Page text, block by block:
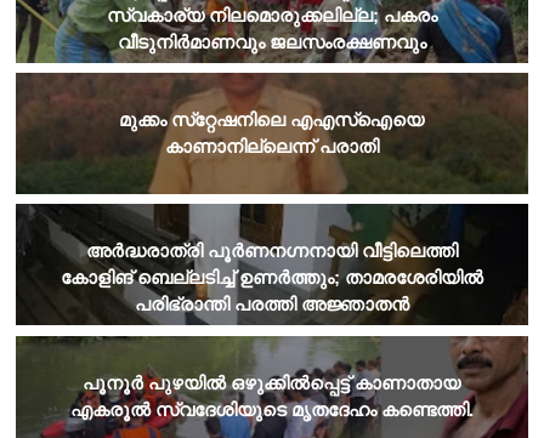
സ്വകാര്യ നിലമൊരുക്കലില്ല; പകരം
വീടുനിര്‍മാണവും ജലസംരക്ഷണവും
മുക്കം സ്‌റ്റേഷനിലെ എഎസ്‌ഐയെ
കാണാനില്ലെന്ന് പരാതി
അർദ്ധരാത്രി പൂർണനഗ്നനായി വീട്ടിലെത്തി
കോളിങ് ബെല്ലടിച്ച് ഉണർത്തും; താമരശേരിയിൽ
പരിഭ്രാന്തി പരത്തി അജ്ഞാതൻ
​പൂനൂർ പുഴയിൽ ഒഴുക്കിൽപ്പെട്ട് കാണാതായ
എകരൂൽ സ്വദേശിയുടെ മൃതദേഹം കണ്ടെത്തി.